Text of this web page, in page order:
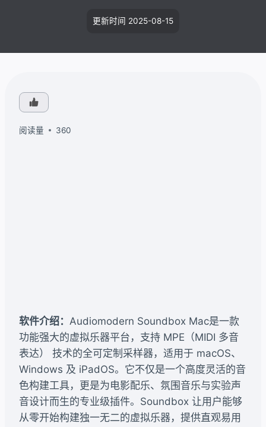
更新时间 2025-08-15
阅读量 360
软件介绍： Audiomodern Soundbox Mac是一款
功能强大的虚拟乐器平台，支持 MPE（MIDI 多音
表达） 技术的全可定制采样器，适用于 macOS、
Windows 及 iPadOS。它不仅是一个高度灵活的音
色构建工具，更是为电影配乐、氛围音乐与实验声
音设计而生的专业级插件。Soundbox 让用户能够
从零开始构建独一无二的虚拟乐器，提供直观易用